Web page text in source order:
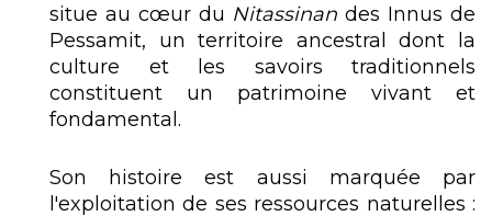
situe au cœur du Nitassinan des Innus de
Pessamit, un territoire ancestral dont la
culture et les savoirs traditionnels
constituent un patrimoine vivant et
fondamental.
Son histoire est aussi marquée par
l'exploitation de ses ressources naturelles :